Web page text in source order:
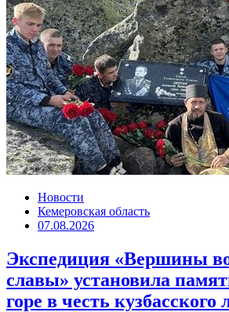
Новости
Кемеровская область
07.08.2026
Экспедиция «Вершины
славы» установила
горе в честь кузбасского